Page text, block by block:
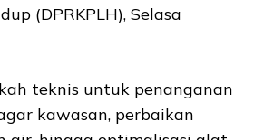
(DPRKPLH), Selasa
teknis untuk penanganan
kawasan, perbaikan